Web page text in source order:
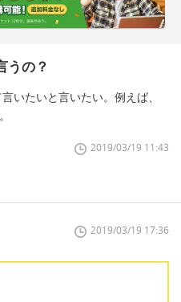
うの？
いたいと言いたい。例えば、
2019/03/19 11:43
2019/03/19 17:36